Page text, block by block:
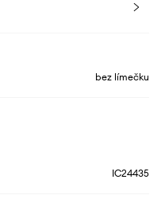
bez límečku
IC24435